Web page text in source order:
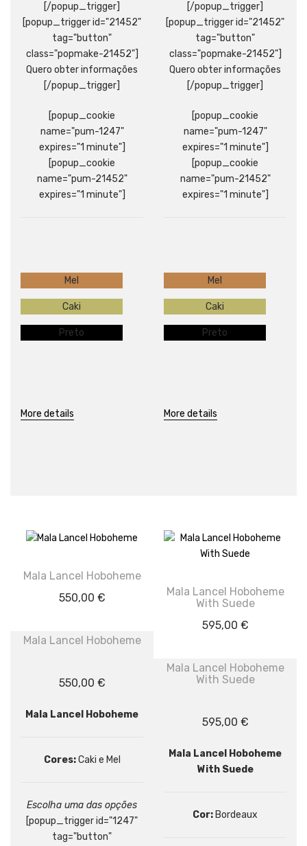
[/popup_trigger]
[popup_trigger id="21452"
tag="button"
class="popmake-21452"]
Quero obter informações
[/popup_trigger]
[popup_cookie
name="pum-1247"
expires="1 minute"]
[popup_cookie
name="pum-21452"
expires="1 minute"]
Mel
Caki
Preto
More details
[/popup_trigger]
[popup_trigger id="21452"
tag="button"
class="popmake-21452"]
Quero obter informações
[/popup_trigger]
[popup_cookie
name="pum-1247"
expires="1 minute"]
[popup_cookie
name="pum-21452"
expires="1 minute"]
Mel
Caki
Preto
More details
Mala Lancel Hoboheme
550,00 €
Mala Lancel Hoboheme
550,00 €
Mala Lancel Hoboheme
Cores:Caki e Mel
Escolha uma das opções
[popup_trigger id="1247"
tag="button"
Mala Lancel Hoboheme
With Suede
595,00 €
Mala Lancel Hoboheme
With Suede
595,00 €
Mala Lancel Hoboheme
With Suede
Cor: Bordeaux